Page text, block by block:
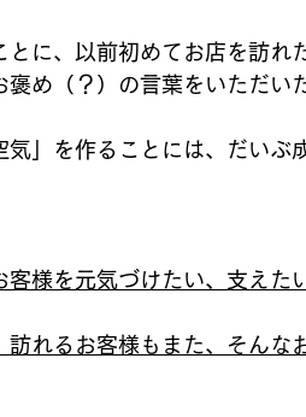
とに、以前初めてお店を訪れ
褒め（？）の言葉をいただい
気」を作ることには、だいぶ
客様を元気づけたい、支えた
訪れるお客様もまた、そんな